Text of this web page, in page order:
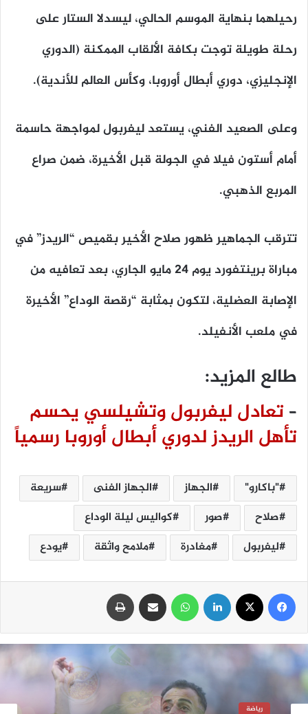
رحيلهما بنهاية الموسم الحالي، ليسدلا الستار على
رحلة طويلة توجت بكافة الألقاب الممكنة (الدوري
الإنجليزي، دوري أبطال أوروبا، وكأس العالم للأندية).
وعلى الصعيد الفني، يستعد ليفربول لمواجهة حاسمة
أمام أستون فيلا في الجولة قبل الأخيرة، ضمن صراع
المربع الذهبي.
تترقب الجماهير ظهور صلاح الأخير بقميص “الريدز” في
مباراة برينتفورد يوم 24 مايو الجاري، بعد تعافيه من
الإصابة العضلية، لتكون بمثابة “رقصة الوداع” الأخيرة
في ملعب الأنفيلد.
طالع المزيد:
– تعادل ليفربول وتشيلسي يحسم
تأهل الريدز لدوري أبطال أوروبا رسمياً
"باكارو" الجهاز الجهاز الفنى
سريعة
صلاح
صور
كواليس ليلة الوداع
ليفربول
مغادرة ملامح واثقة يودع
سلايد